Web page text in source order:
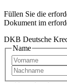
Füllen Sie die
Dokument im
DKB Deutsche
Name